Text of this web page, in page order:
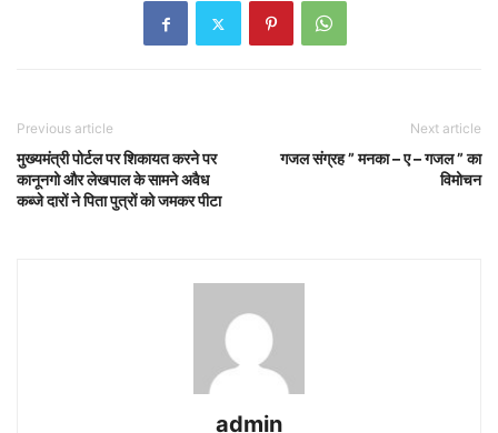
Previous article
मुख्यमंत्री पोर्टल पर शिकायत करने पर
कानूनगो और लेखपाल के सामने अवैध
कब्जे दारों ने पिता पुत्रों को जमकर पीटा
Next article
गजल संग्रह ” मनका – ए – गजल ” का
विमोचन
admin